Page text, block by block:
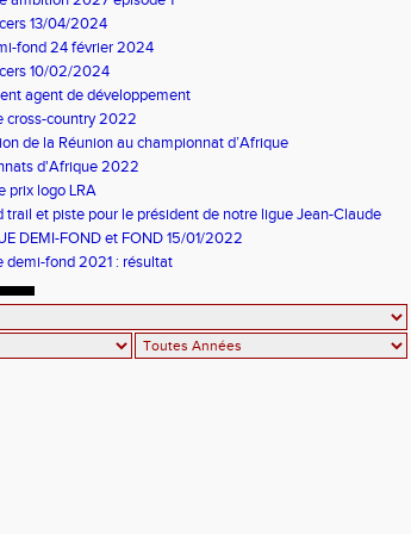
13/04/2024
fond 24 février 2024
10/02/2024
agent de développement
cross-country 2022
de la Réunion au championnat d’Afrique
d'Afrique 2022
prix logo LRA
trail et piste pour le président de notre ligue Jean-Claude
DEMI-FOND et FOND 15/01/2022
demi-fond 2021 : résultat